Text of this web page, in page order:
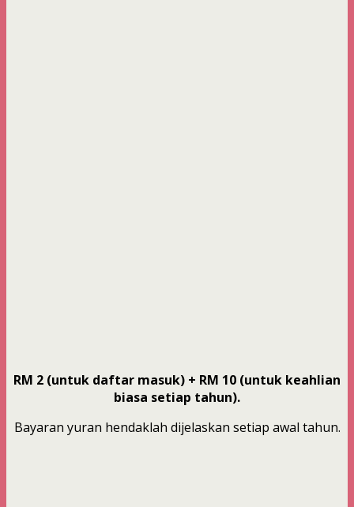
RM 2 (untuk daftar masuk) + RM 10 (untuk keahlian
biasa setiap tahun).
Bayaran yuran hendaklah dijelaskan setiap awal tahun.